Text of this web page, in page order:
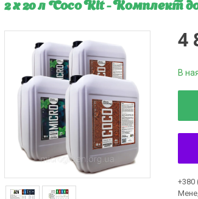
2 х 20 л Coco Kit - Комплект
4
В
+380